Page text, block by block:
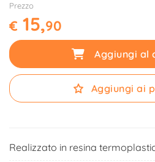
Prezzo
€ 15,90
Aggiungi al
Aggiungi ai
Realizzato in resina